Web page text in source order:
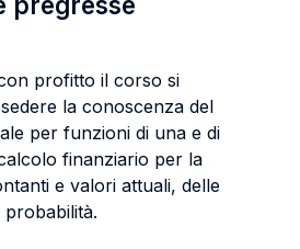
profitto il corso si
la conoscenza del
per funzioni di una e di
finanziario per la
e valori attuali, delle
probabilità.